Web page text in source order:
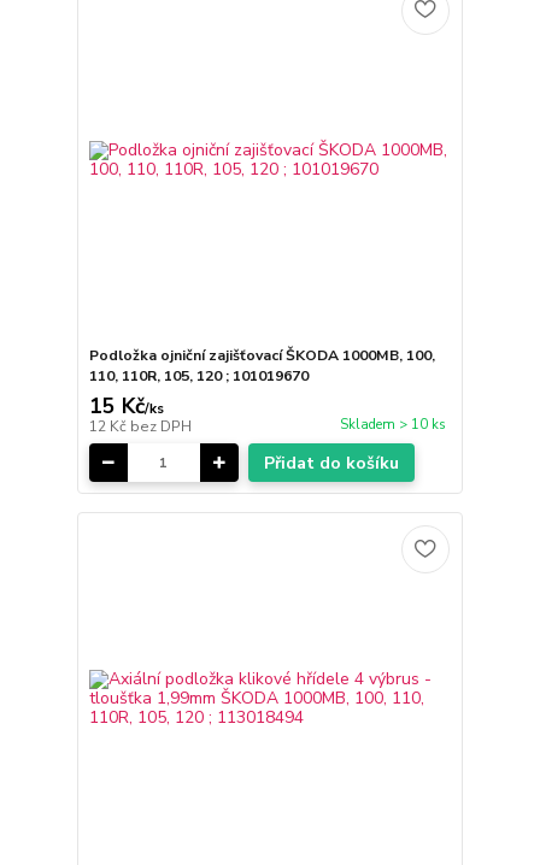
Podložka ojniční zajišťovací ŠKODA 1000MB, 100,
110, 110R, 105, 120 ; 101019670
15 Kč/ks
12 Kč bez DPH Skladem > 10 ks
Přidat do košíku